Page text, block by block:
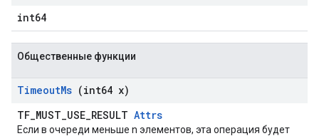
int64
Общественные функции
TimeoutMs (int64 x)
TF_MUST_USE_RESULT Attrs
Если в очереди меньше n элементов, эта операция будет